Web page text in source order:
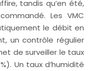
tandis qu’en été,
Les VMC
le débit en
un contrôle régulier
de surveiller le taux
Un taux d’humidité